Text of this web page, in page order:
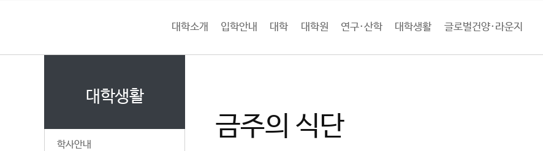
대학소개 입학안내 대학 대학원 연구·산학 대학생활 글로벌건양·라운지
대학생활
학사안내
금주의 식단